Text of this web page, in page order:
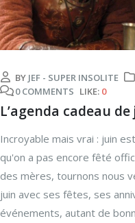
BY JEF - SUPER INSOLITE
0 COMMENTS LIKE: 0
L’agenda cadeau
Incroyable mais vrai : juin
qu'on a pas encore fêté
des mères, tournons nous
juin avec ses fêtes, ses
événements, autant de